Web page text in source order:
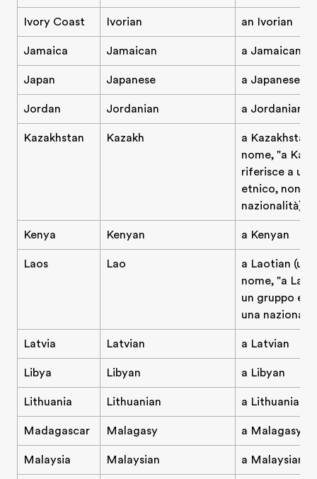
Ivory Coast Ivorian an Ivorian
Jamaica Jamaican a Jamaican
Japan Japanese a Japanese
Jordan Jordanian a Jordanian
Kazakhstan Kazakh
a
nome, "a
riferisce a un
etnico, non a
nazionalità)
Kenya Kenyan a Kenyan
Laos Lao
a Laotian
nome, "a
un gruppo
una
Latvia Latvian a Latvian
Libya Libyan a Libyan
Lithuania Lithuanian a Lithuanian
Madagascar Malagasy a Malagasy
Malaysia Malaysian a Malaysian